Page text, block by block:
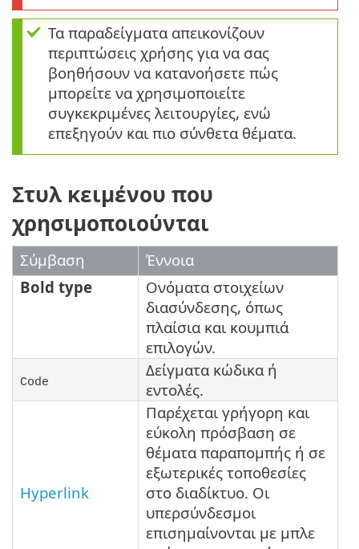
Τα παραδείγματα απεικονίζουν
περιπτώσεις χρήσης για να σας
βοηθήσουν να κατανοήσετε πώς
μπορείτε να χρησιμοποιείτε
συγκεκριμένες λειτουργίες, ενώ
επεξηγούν και πιο σύνθετα θέματα.
Στυλ κειμένου που
χρησιμοποιούνται
Σύμβαση
Έννοια
Bold type
Ονόματα στοιχείων
διασύνδεσης, όπως
πλαίσια και κουμπιά
επιλογών.
Code
Δείγματα κώδικα ή
εντολές.
Hyperlink
Παρέχεται γρήγορη και
εύκολη πρόσβαση σε
θέματα παραπομπής ή σε
εξωτερικές τοποθεσίες
στο διαδίκτυο. Οι
υπερσύνδεσμοι
επισημαίνονται με μπλε